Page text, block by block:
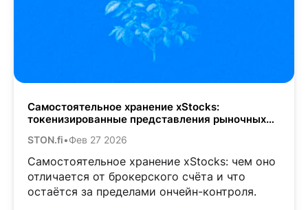
Самостоятельное хранение xStocks:
токенизированные представления рыночных
STON.fi•Фев 27 2026
Самостоятельное хранение xStocks: чем оно
отличается от брокерского счёта и что
остаётся за пределами ончейн-контроля.